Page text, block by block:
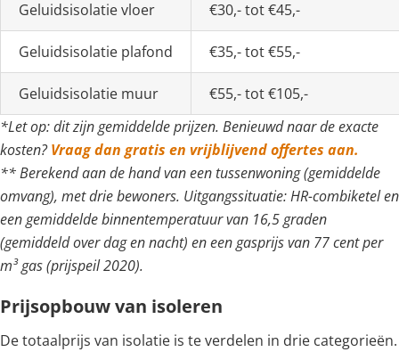
Geluidsisolatie vloer €30,- tot €45,-
Geluidsisolatie plafond €35,- tot €55,-
Geluidsisolatie muur
€55,- tot €105,-
*Let op: dit zijn gemiddelde prijzen. Benieuwd naar de exacte
kosten?Vraag dan gratis en vrijblijvend offertes aan.
** Berekend aan de hand van een tussenwoning (gemiddelde
omvang), met drie bewoners. Uitgangssituatie: HR-combiketel en
een gemiddelde binnentemperatuur van 16,5 graden
(gemiddeld over dag en nacht) en een gasprijs van 77 cent per
m³ gas (prijspeil 2020).
Prijsopbouw van isoleren
De totaalprijs van isolatie is te verdelen in drie categorieën.